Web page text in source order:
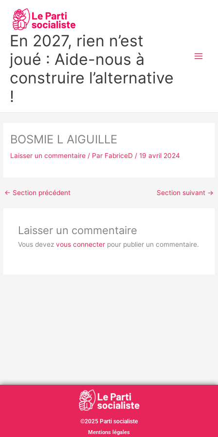
contenu
En 2027, rien n’est
joué : Aide-nous à
construire l’alternative
!
BOSMIE L AIGUILLE
Laisser un commentaire / Par FabriceD/19 avril 2024
← Section précédent Section suivant →
Laisser un commentaire
Vous devez vous connecterpour publier un commentaire.
©2025 Parti socialiste
Mentions légales